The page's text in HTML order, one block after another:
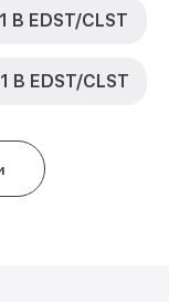
B EDST/CLST
B EDST/CLST